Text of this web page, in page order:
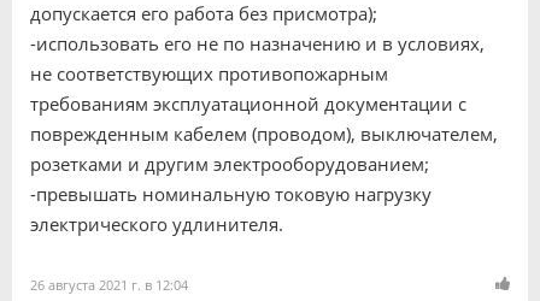
допускается его работа без присмотра);
-использовать его не по назначению и в условиях,
не соответствующих противопожарным
требованиям эксплуатационной документации с
поврежденным кабелем (проводом), выключателем,
розетками и другим электрооборудованием;
-превышать номинальную токовую нагрузку
электрического удлинителя.
26 августа 2021 г. в 12:04